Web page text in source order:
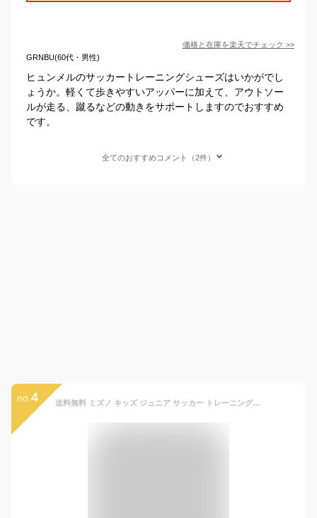
価格と在庫を楽天でチェック >>
GRNBU(60代・男性)
ヒュンメルのサッカートレーニングシューズはいかがでし
ょうか。軽くて歩きやすいアッパーに加えて、アウトソー
ルが走る、蹴るなどの動きをサポートしますのでおすすめ
です。
全てのおすすめコメント（2件）
no. 4 送料無料 ミズノ キッズ ジュニア サッカー トレーニングシューズ 3E相当 mizuno モナルシーダNEO 3 CLUB KIDS AS ワイドモデル 16-24cm 子ども用 サッカーシューズ トレシュー ローカット ゴム紐 ベルトタイプ 軽量 こども 小学生 ブランド スポーツシューズ くつ/P1GE2526